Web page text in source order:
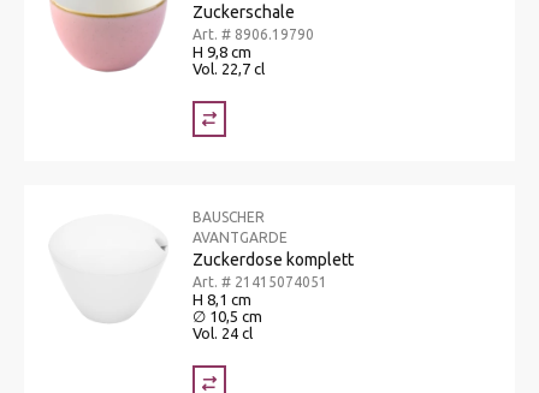
Zuckerschale
Art. # 8906.19790
H 9,8 cm
Vol. 22,7 cl
BAUSCHER
AVANTGARDE
Zuckerdose komplett
Art. # 21415074051
H 8,1 cm
∅ 10,5 cm
Vol. 24 cl